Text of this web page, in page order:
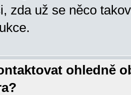
zda už se něco
ohledně